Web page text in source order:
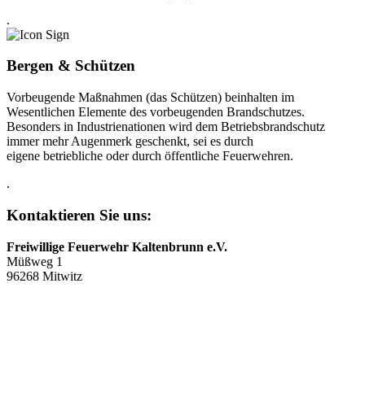
.
Bergen & Schützen
Vorbeugende Maßnahmen (das Schützen) beinhalten im
Wesentlichen Elemente des vorbeugenden Brandschutzes.
Besonders in Industrienationen wird dem Betriebsbrandschutz
immer mehr Augenmerk geschenkt, sei es durch
eigene betriebliche oder durch öffentliche Feuerwehren.
.
Kontaktieren Sie uns:
Freiwillige Feuerwehr Kaltenbrunn e.V.
Müßweg 1
96268 Mitwitz